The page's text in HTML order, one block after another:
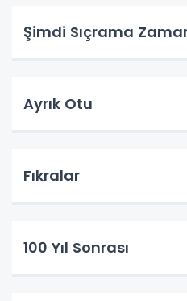
Şimdi Sıçrama
Ayrık Otu
Fıkralar
100 Yıl Sonrası